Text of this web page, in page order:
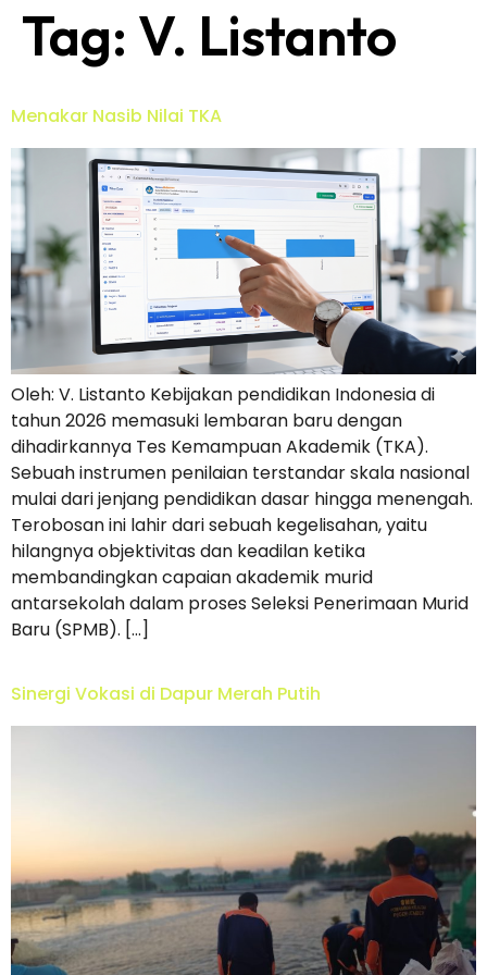
Tag: V. Listanto
Menakar Nasib Nilai TKA
Oleh: V. Listanto Kebijakan pendidikan Indonesia di
tahun 2026 memasuki lembaran baru dengan
dihadirkannya Tes Kemampuan Akademik (TKA).
Sebuah instrumen penilaian terstandar skala nasional
mulai dari jenjang pendidikan dasar hingga menengah.
Terobosan ini lahir dari sebuah kegelisahan, yaitu
hilangnya objektivitas dan keadilan ketika
membandingkan capaian akademik murid
antarsekolah dalam proses Seleksi Penerimaan Murid
Baru (SPMB). […]
Sinergi Vokasi di Dapur Merah Putih